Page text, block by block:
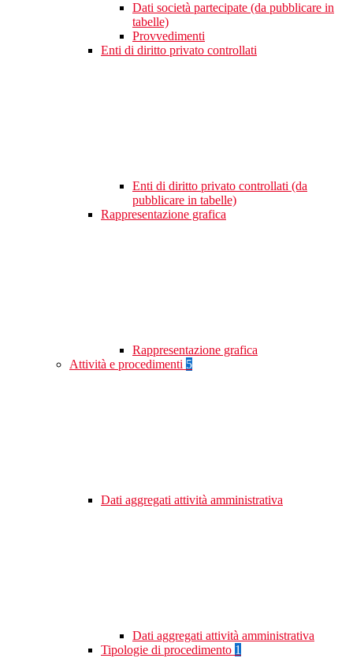
Dati società partecipate (da pubblicare in
tabelle)
Provvedimenti
Enti di diritto privato controllati
Enti di diritto privato controllati (da
pubblicare in tabelle)
Rappresentazione grafica
Rappresentazione grafica
Attività e procedimenti 5
Dati aggregati attività amministrativa
Dati aggregati attività amministrativa
Tipologie di procedimento 1